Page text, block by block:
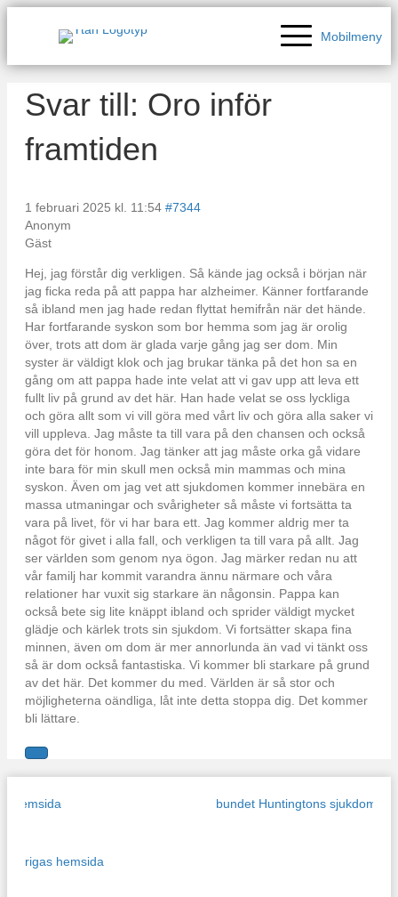
Mobilmeny
Svar till: Oro inför
framtiden
1 februari 2025 kl. 11:54 #7344
Anonym
Gäst
Hej, jag förstår dig verkligen. Så kände jag också i början när
jag ficka reda på att pappa har alzheimer. Känner fortfarande
så ibland men jag hade redan flyttat hemifrån när det hände.
Har fortfarande syskon som bor hemma som jag är orolig
över, trots att dom är glada varje gång jag ser dom. Min
syster är väldigt klok och jag brukar tänka på det hon sa en
gång om att pappa hade inte velat att vi gav upp att leva ett
fullt liv på grund av det här. Han hade velat se oss lyckliga
och göra allt som vi vill göra med vårt liv och göra alla saker vi
vill uppleva. Jag måste ta till vara på den chansen och också
göra det för honom. Jag tänker att jag måste orka gå vidare
inte bara för min skull men också min mammas och mina
syskon. Även om jag vet att sjukdomen kommer innebära en
massa utmaningar och svårigheter så måste vi fortsätta ta
vara på livet, för vi har bara ett. Jag kommer aldrig mer ta
något för givet i alla fall, och verkligen ta till vara på allt. Jag
ser världen som genom nya ögon. Jag märker redan nu att
vår familj har kommit varandra ännu närmare och våra
relationer har vuxit sig starkare än någonsin. Pappa kan
också bete sig lite knäppt ibland och sprider väldigt mycket
glädje och kärlek trots sin sjukdom. Vi fortsätter skapa fina
minnen, även om dom är mer annorlunda än vad vi tänkt oss
så är dom också fantastiska. Vi kommer bli starkare på grund
av det här. Det kommer du med. Världen är så stor och
möjligheterna oändliga, låt inte detta stoppa dig. Det kommer
bli lättare.